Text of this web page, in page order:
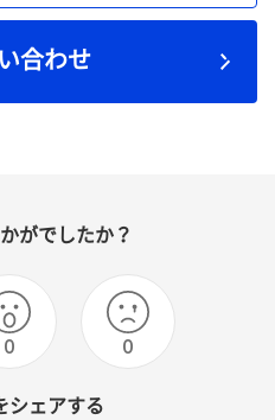
合わせ
がでしたか？
0 0
シェアする